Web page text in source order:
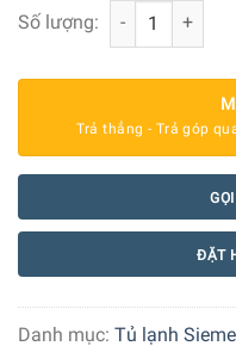
Số lượng: Tủ lạnh
Trả thẳng - Trả góp
ĐẶT
Danh mục: Tủ lạnh